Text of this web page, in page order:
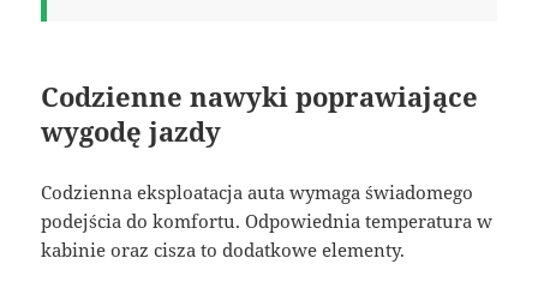
Codzienne nawyki poprawiające
wygodę jazdy
Codzienna eksploatacja auta wymaga świadomego
podejścia do komfortu. Odpowiednia temperatura w
kabinie oraz cisza to dodatkowe elementy.